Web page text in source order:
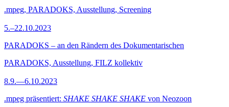
.mpeg, PARADOKS, Ausstellung, Screening
5.–22.10.2023
PARADOKS – an den Rändern des Dokumentarischen
PARADOKS, Ausstellung, FILZ kollektiv
8.9.—6.10.2023
.mpeg präsentiert: SHAKE SHAKE SHAKE von Neozoon